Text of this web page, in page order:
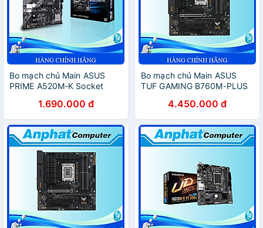
Bo mạch chủ Main ASUS
PRIME A520M-K Socket
1.690.000 đ
Bo mạch chủ Main ASUS
TUF GAMING B760M-PLUS
Chính Hãng4.450.000 đ